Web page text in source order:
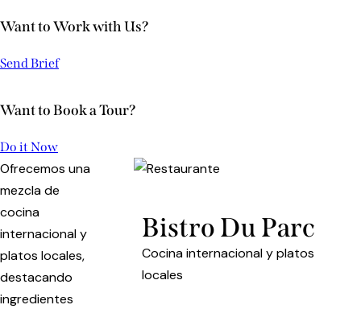
Want to Work with Us?
Send Brief
Want to Book a Tour?
Do it Now
Ofrecemos una
mezcla de
cocina
internacional y
platos locales,
destacando
ingredientes
Bistro Du Parc
Cocina internacional y platos
locales